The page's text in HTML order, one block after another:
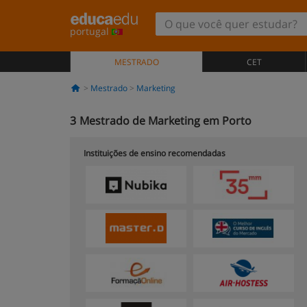
portugal
MESTRADO CET
Mestrado Marketing
3 Mestrado de Marketing em Porto
Instituições de ensino recomendadas